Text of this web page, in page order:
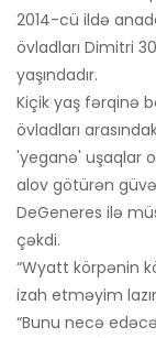
2014-cü ildə
övladları Dimitri
yaşındadır.
Kiçik yaş fərqinə
övladları
'yeganə' uşaqlar
alov götürən güvə
DeGeneres ilə
çəkdi.
“Wyatt körpənin
izah etməyim
“Bunu necə